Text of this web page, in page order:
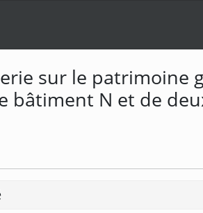
sur le patrimoine
bâtiment N et de